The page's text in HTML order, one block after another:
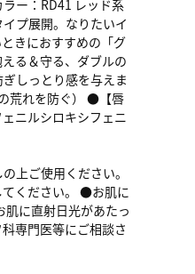
ー：RD41 レッド系
プ展開。なりたいイ
きにおすすめの「グ
る＆守る、ダブルの
しっとり感を与えま
荒れを防ぐ） ●【唇
ニルシロキシフェニ
上ご使用ください。
ください。 ●お肌に
に直射日光があたっ
専門医等にご相談さ